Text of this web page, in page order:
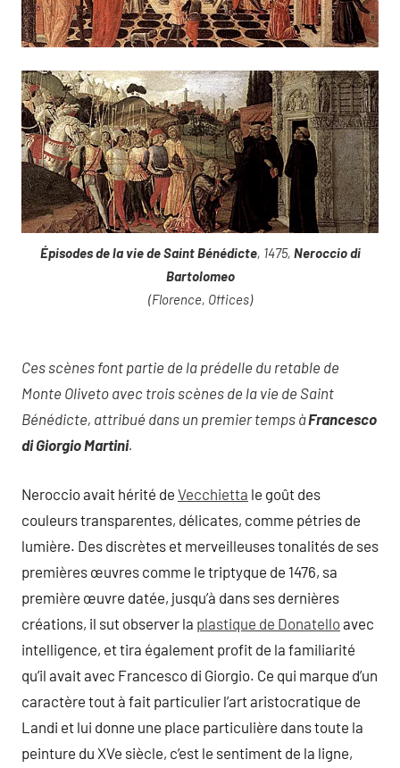
Épisodes de la vie de Saint Bénédicte, 1475, Neroccio di
Bartolomeo
(Florence, Offices)
Ces scènes font partie de la prédelle du retable de
Monte Oliveto avec trois scènes de la vie de Saint
Bénédicte, attribué dans un premier temps àFrancesco
di Giorgio Martini.
Neroccio avait hérité de Vecchietta le goût des
couleurs transparentes, délicates, comme pétries de
lumière. Des discrètes et merveilleuses tonalités de ses
premières œuvres comme le triptyque de 1476, sa
première œuvre datée, jusqu’à dans ses dernières
créations, il sut observer la plastique de Donatelloavec
intelligence, et tira également profit de la familiarité
qu’il avait avec Francesco di Giorgio. Ce qui marque d’un
caractère tout à fait particulier l’art aristocratique de
Landi et lui donne une place particulière dans toute la
peinture du XVe siècle, c’est le sentiment de la ligne,